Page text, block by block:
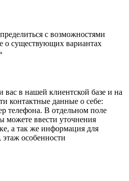
с возможностями
о существующих вариантах
в нашей клиентской базе и на
контактные данные о себе:
телефона. В отдельном поле
можете ввести уточнения
а так же информация для
этаж особенности